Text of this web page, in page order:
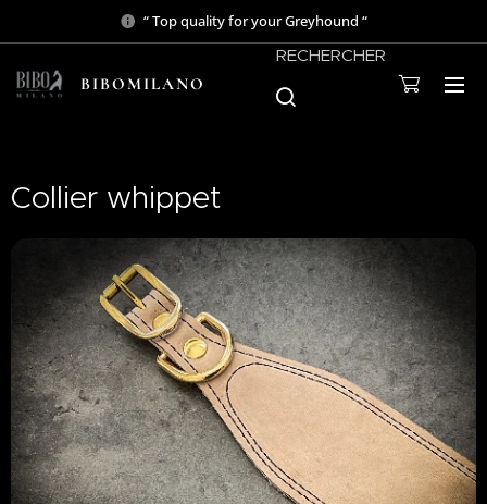
“ Top quality for your Greyhound “
BIBOMILANO
RECHERCHER
Collier whippet